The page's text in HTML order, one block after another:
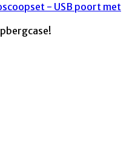
- USB poort met